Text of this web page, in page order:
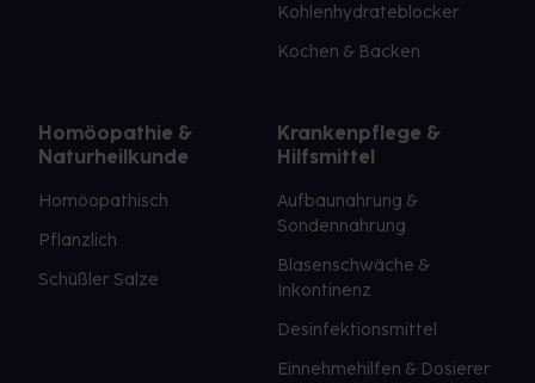
Kohlenhydrateblocker
Kochen & Backen
Homöopathie &
Naturheilkunde
Homöopathisch
Pflanzlich
Schüßler Salze
Krankenpflege &
Hilfsmittel
Aufbaunahrung &
Sondennahrung
Blasenschwäche &
Inkontinenz
Desinfektionsmittel
Einnehmehilfen & Dosierer